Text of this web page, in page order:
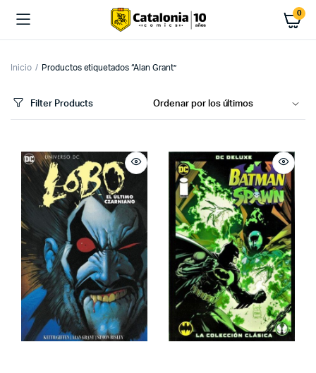
0
Inicio Productos etiquetados “Alan Grant”
Filter Products